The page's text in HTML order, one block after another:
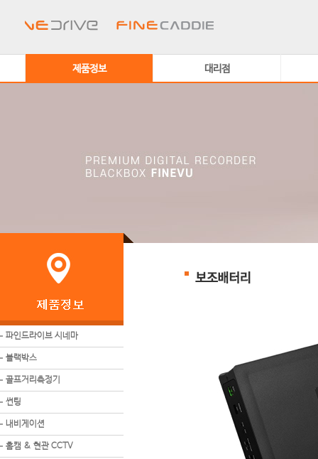
제품정보 대리점
파인드라이브 시네마
블랙박스
골프거리측정기
썬팅
내비게이션
홈캠 & 현관 CCTV